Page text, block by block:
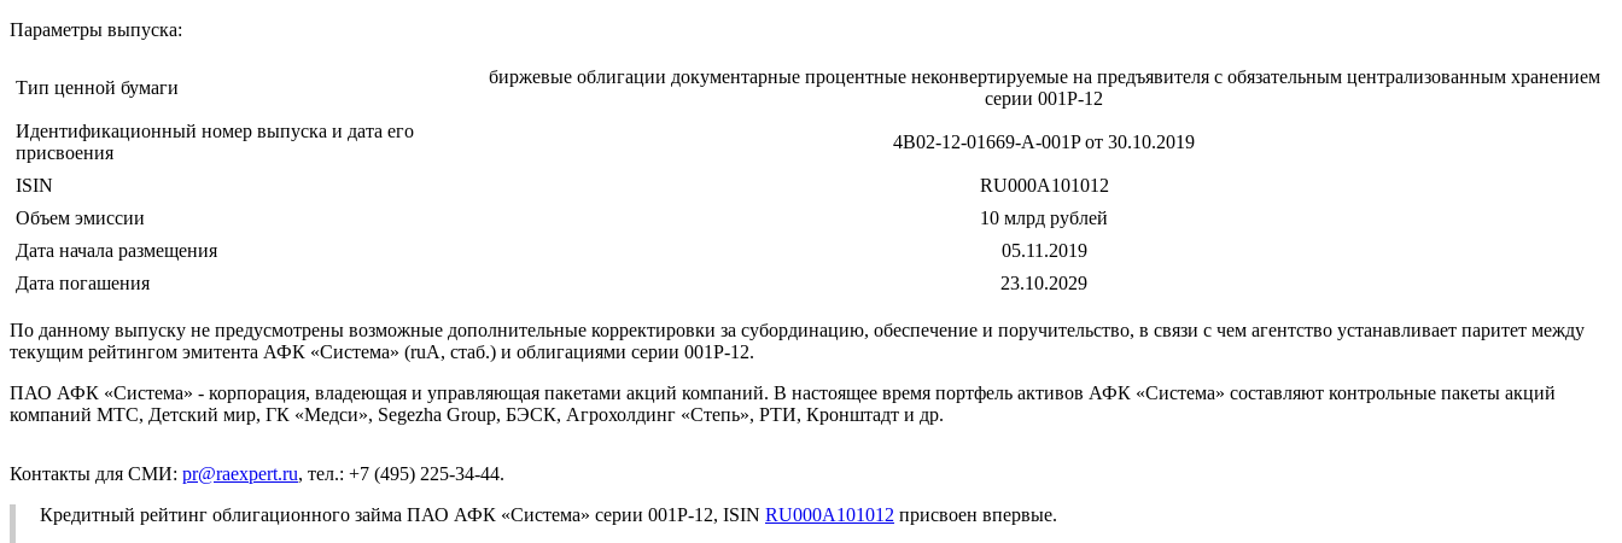
Параметры выпуска:
Тип ценной бумаги
биржевые облигации документарные процентные неконвертируемые на предъявителя с обязательным централизованным хранением
серии 001P-12
Идентификационный номер выпуска и дата его
присвоения
4B02-12-01669-A-001P от 30.10.2019
ISIN
RU000A101012
Объем эмиссии
10 млрд рублей
Дата начала размещения
05.11.2019
Дата погашения
23.10.2029
По данному выпуску не предусмотрены возможные дополнительные корректировки за субординацию, обеспечение и поручительство, в связи с чем агентство устанавливает паритет между
текущим рейтингом эмитента АФК «Система» (ruA, стаб.) и облигациями серии 001P-12.
ПАО АФК «Система» - корпорация, владеющая и управляющая пакетами акций компаний. В настоящее время портфель активов АФК «Система» составляют контрольные пакеты акций
компаний МТС, Детский мир, ГК «Медси», Segezha Group, БЭСК, Агрохолдинг «Степь», РТИ, Кронштадт и др.
Контакты для СМИ: pr@raexpert.ru, тел.: +7 (495) 225-34-44.
Кредитный рейтинг облигационного займа ПАО АФК «Система» серии 001P-12, ISIN RU000A101012 присвоен впервые.